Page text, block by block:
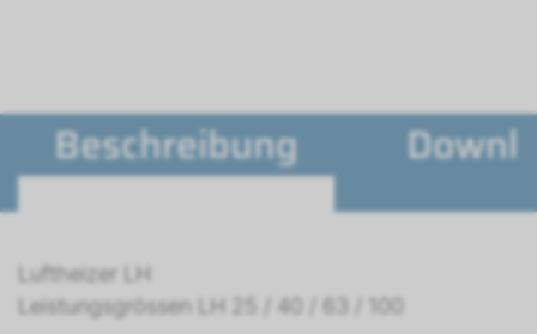
Beschreibung
Luftheizer LH
Leistungsgrössen LH 25 / 40 / 63 / 100